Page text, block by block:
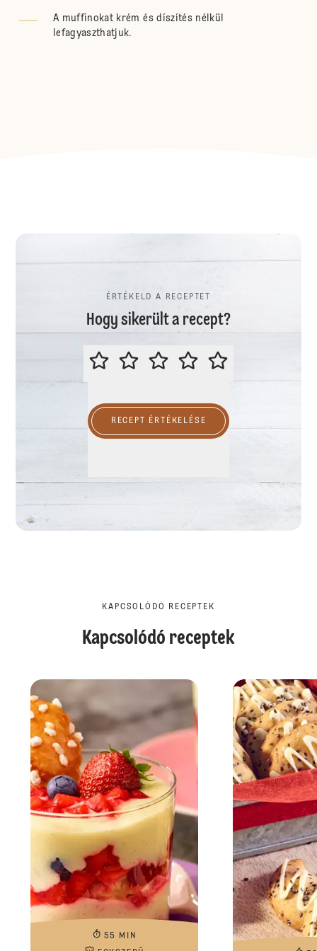
A muffinokat krém és díszítés nélkül
lefagyaszthatjuk.
ÉRTÉKELD A RECEPTET
Hogy sikerült a recept?
ÉRTÉKELD A RECEPTET
RECEPT ÉRTÉKELÉSE
KAPCSOLÓDÓ RECEPTEK
Kapcsolódó receptek
55 MIN